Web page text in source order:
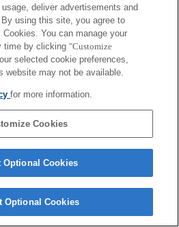
Copyright 2026 Sony Corporation
deliver advertisements and
using this site, you agree to
You can manage your
time by clicking "Customize
selected cookie preferences,
website may not be available.
for more information.
Cookies
Optional Cookies
Optional Cookies